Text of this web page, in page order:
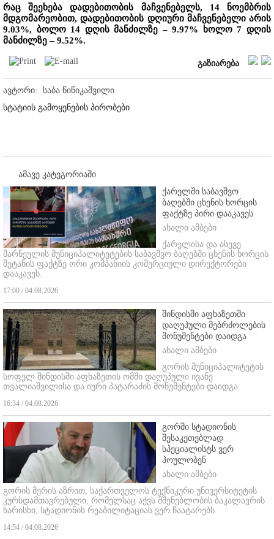
რაც შეეხება დადებითობის მაჩვენებელს, 14 ნოემბრის
მდგომარეობით, დადებითობის დღიური მაჩვენებელი არის
9.03%, ბოლო 14 დღის მანძილზე – 9.97% ხოლო 7 დღის
მანძილზე – 9.52%.
გაზიარება
ავტორი:
საბა წიწიკაშვილი
სტატიის გამოყენების პირობები
ამავე კატეგორიაში
ქარელში საბავშვო
ბაღებში ცხენის ხორცის
ფაქტზე პირი დააკავეს
ახალი ამბები
ქარელისა და ასევე
მარნეულის მუნიციპალიტეტების საბავშვო ბაღებში ცხენის ხორცის
შეტანის ფაქტზე ორი კომპანიის კომერციული დირექტორები
დააკავეს.
17:00 / 04.08.2026
შინდისში აფხაზეთში
დაღუპული მებრძოლების
მონუმენტები დაიდგა
ახალი ამბები
გორის მუნიციპალიტეტის
სოფელ შინდისში აფხაზეთის ომში დაღუპული ივანე
თვალიაშვილისა და იური პატარაძის მონუმენტები დაიდგა.
16:34 / 04.08.2026
გორში სტადიონის
შესაკეთებლად
სპეციალისტს ვერ
პოულობენ
ახალი ამბები
გორის მერის აზრით, საქართველოს ტექნიკური უნივერსიტეტის
კურსდამთავრებული, რომელსაც აქვს მშენებლობის ბაკალავრის
ხარისხი, სტადიონის რეაბილიტაციას ვერ ჩაატარებს.
14:54 / 04.08.2026